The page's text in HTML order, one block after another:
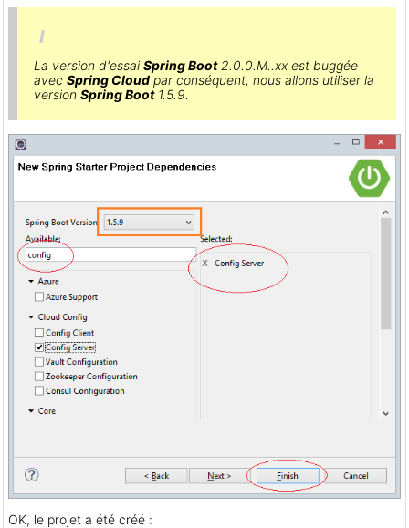
La version d'essaiSpring Boot2.0.0.M..xx est buggée
avec Spring Cloud par conséquent, nous allons utiliser la
version Spring Boot1.5.9.
OK, le projet a été créé :